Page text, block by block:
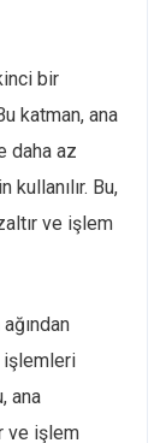
bir
katman, ana
daha az
Bu,
ve işlem
işlemleri
ana
ve işlem